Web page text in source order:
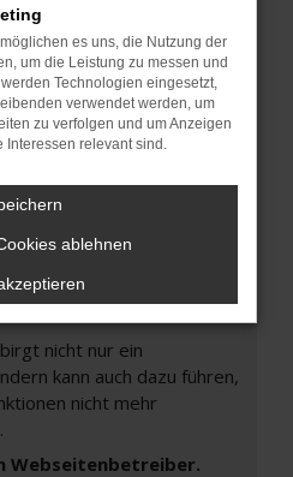
wie Werbeblocker,
Seiten
die Seite in einem
in einem privaten
helfen, vorübergehende
dem neuesten Stand
nicht nur ein
kann auch dazu führen,
nicht mehr
Webseitenbetreiber.
es uns, die Nutzung der
um die Leistung zu messen und
Technologien eingesetzt,
verwendet werden, um
zu verfolgen und um Anzeigen
Interessen relevant sind.
ablehnen